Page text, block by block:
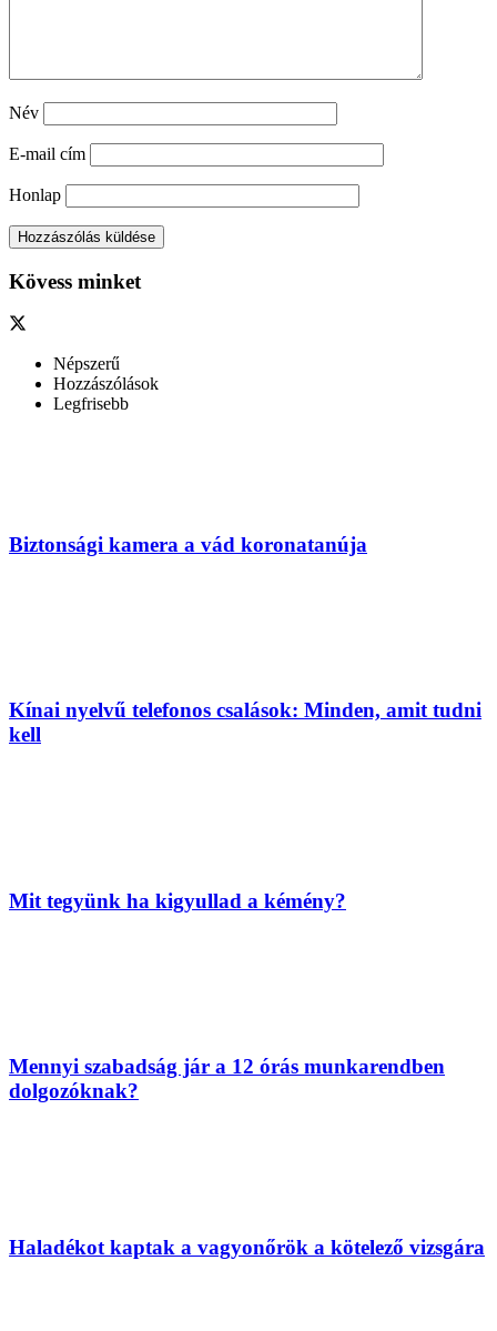
Név
E-mail cím
Honlap
Kövess minket
Népszerű
Hozzászólások
Legfrisebb
Biztonsági kamera a vád koronatanúja
Kínai nyelvű telefonos csalások: Minden, amit tudni
kell
Mit tegyünk ha kigyullad a kémény?
Mennyi szabadság jár a 12 órás munkarendben
dolgozóknak?
Haladékot kaptak a vagyonőrök a kötelező vizsgára